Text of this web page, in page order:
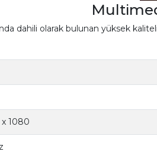
dahili olarak bulunan yüksek
x 1080